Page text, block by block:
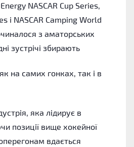
NASCAR Cup Series,
і NASCAR Camping World
з аматорських
зустрічі збирають
на самих гонках, так і в
яка лідирує в
позиції вище хокейної
вдається